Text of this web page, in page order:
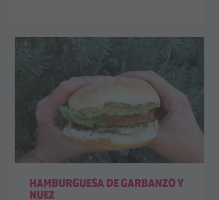
HAMBURGUESA DE GARBANZO Y
NUEZ